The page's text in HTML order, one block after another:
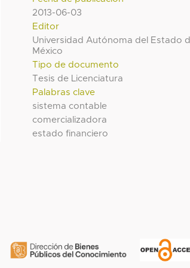
2013-06-03
Editor
Universidad Autónoma del Estado
México
Tipo de documento
Tesis de Licenciatura
Palabras clave
sistema contable
comercializadora
estado financiero